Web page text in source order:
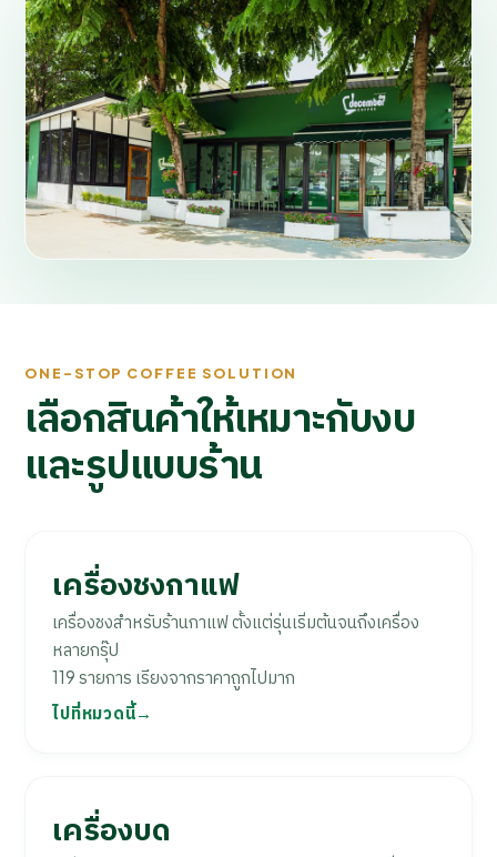
ONE-STOP COFFEE SOLUTION
เลือกสินค้าให้เหมาะกับงบ
และรูปแบบร้าน
เครื่องชงกาแฟ
เครื่องชงสำหรับร้านกาแฟ ตั้งแต่รุ่นเริ่มต้นจนถึงเครื่อง
หลายกรุ๊ป
119 รายการ เรียงจากราคาถูกไปมาก
ไปที่หมวดนี้
เครื่องบด